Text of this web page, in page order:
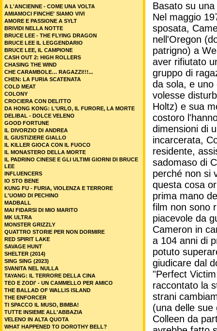
Basato su
Nel maggio
sposata,
nell'Oregon
patrigno) a
aver rifiutato
gruppo di
da sola, e uno
volesse
Holtz) e sua
costoro
dimensioni di
incarcerata,
residente,
sadomaso di
perché non si
questa cosa
prima mano
film non sono
piacevole da
Cameron in
a 104 anni di
potuto
giudicare dal
"Perfect
raccontato la
strani
(una delle sue
Colleen da
A L'ANCIENNE - COME UNA VOLTA
AMIAMOCI FINCHE' SIAMO VIVI
AMORE E PASSIONE A SYLT
BRIVIDI NELLA NOTTE
BRUCE LEE - THE FLYING DRAGON
BRUCE LEE IL LEGGENDARIO
BRUCE LEE, IL CAMPIONE
CASH OUT 2: HIGH ROLLERS
CHASING THE WIND
CHE CARAMBOLE… RAGAZZI!!!...
CHEN: LA FURIA SCATENATA
COLD MEAT
COLONY
CROCIERA CON DELITTO
DA HONG KONG: L'URLO, IL FURORE, LA MORTE
DELIBAL - DOLCE VELENO
GOOD FORTUNE
IL DIVORZIO DI ANDREA
IL GIUSTIZIERE GIALLO
IL KILLER GIOCA CON IL FUOCO
IL MONASTERO DELLA MORTE
IL PADRINO CINESE E GLI ULTIMI GIORNI DI BRUCE
LEE
INFLUENCERS
IO STO BENE
KUNG FU - FURIA, VIOLENZA E TERRORE
L'UOMO DI PECHINO
MADBALL
MAI FIDARSI DI MIO MARITO
MK ULTRA
MONSTER GRIZZLY
QUATTRO STORIE PER NON DORMIRE
RED SPIRIT LAKE
SAVAGE HUNT
SHELTER (2014)
SING SING (2023)
SVANITA NEL NULLA
TAYANG: IL TERRORE DELLA CINA
TEO E ZODI' - UN CAMMELLO PER AMICO
THE BALLAD OF WALLIS ISLAND
THE ENFORCER
TI SPACCO IL MUSO, BIMBA!
TUTTE INSIEME ALL'ABBAZIA
VELENO IN ALTA QUOTA
WHAT HAPPENED TO DOROTHY BELL?